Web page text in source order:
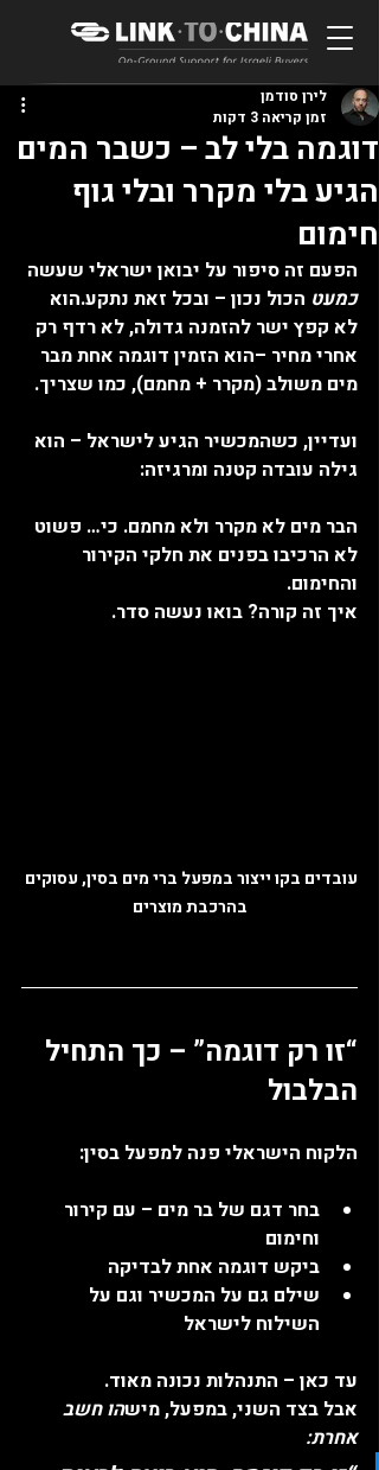
דוגמה בלי לב – כשבר המים
הגיע בלי מקרר ובלי גוף
חימום
לירן סודמן
זמן קריאה 3 דקות
הפעם זה סיפור על יבואן ישראלי שעשה
כמעט הכול נכון – ובכל זאת נתקע.הוא
לא קפץ ישר להזמנה גדולה, לא רדף רק
אחרי מחיר –הוא הזמין דוגמה אחת מבר
מים משולב (מקרר + מחמם), כמו שצריך.
ועדיין, כשהמכשיר הגיע לישראל – הוא
גילה עובדה קטנה ומרגיזה:
הבר מים לא מקרר ולא מחמם. כי… פשוט
לא הרכיבו בפנים את חלקי הקירור
והחימום.
איך זה קורה? בואו נעשה סדר.
עובדים בקו ייצור במפעל ברי מים בסין, עסוקים
בהרכבת מוצרים
“זו רק דוגמה” – כך התחיל
הבלבול
הלקוח הישראלי פנה למפעל בסין:
בחר דגם של בר מים – עם קירור
וחימום
ביקש דוגמה אחת לבדיקה
שילם גם על המכשיר וגם על
השילוח לישראל
עד כאן – התנהלות נכונה מאוד.
אבל בצד השני, במפעל, מישהו חשב
אחרת: